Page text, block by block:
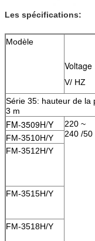
Les spécifications:
Modèle
Voltage
V/ HZ
Série 35: hauteur de la
3 m
FM-3509H/Y
220 ~
240 /50
FM-3510H/Y
FM-3512H/Y
FM-3515H/Y
FM-3518H/Y